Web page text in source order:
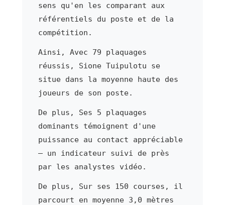
sens qu'en les comparant aux
référentiels du poste et de la
compétition.
Ainsi, Avec 79 plaquages
réussis, Sione Tuipulotu se
situe dans la moyenne haute des
joueurs de son poste.
De plus, Ses 5 plaquages
dominants témoignent d'une
puissance au contact appréciable
— un indicateur suivi de près
par les analystes vidéo.
De plus, Sur ses 150 courses, il
parcourt en moyenne 3,0 mètres